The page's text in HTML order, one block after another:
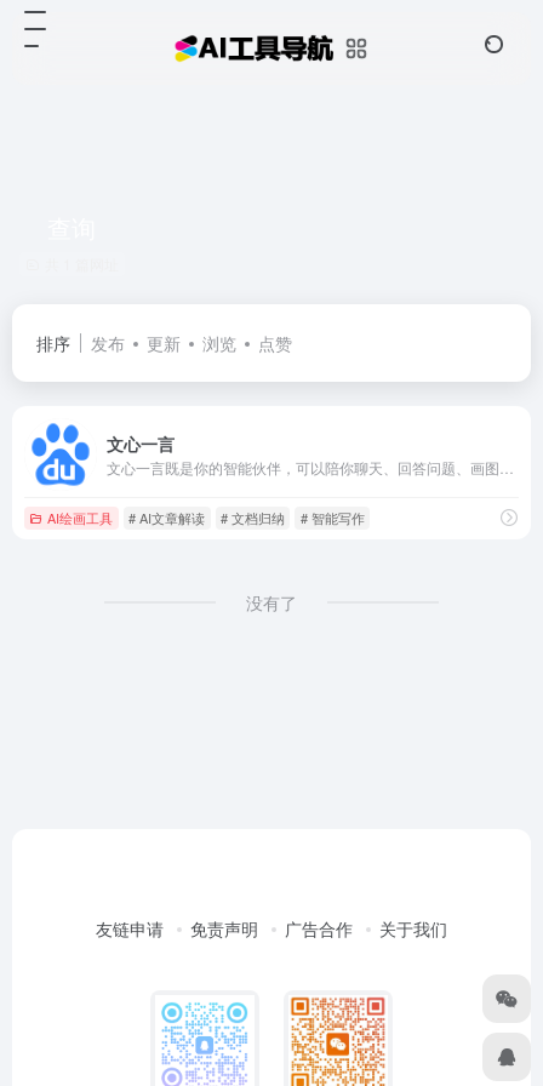
排序 发布 更新 浏览 点赞
文心一言
AI绘画工具 # AI文章解读 # 文档归纳 # 智能写作
没有了
友链申请 免责声明 广告合作 关于我们